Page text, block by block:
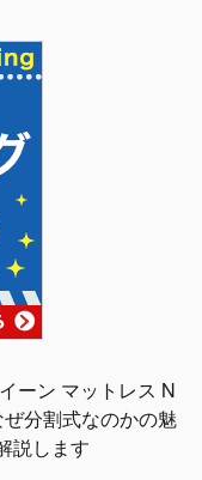
ーン マットレス N
分割式なのかの魅
説します